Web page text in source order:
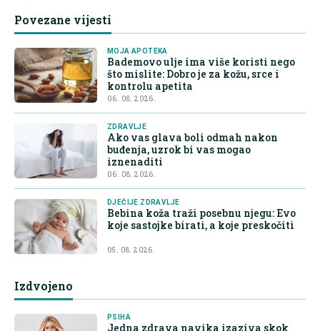
Povezane vijesti
MOJA APOTEKA
Bademovo ulje ima više koristi nego
što mislite: Dobro je za kožu, srce i
kontrolu apetita
06. 08. 2026.
ZDRAVLJE
Ako vas glava boli odmah nakon
buđenja, uzrok bi vas mogao
iznenaditi
06. 08. 2026.
DJEČIJE ZDRAVLJE
Bebina koža traži posebnu njegu: Evo
koje sastojke birati, a koje preskočiti
05. 08. 2026.
Izdvojeno
PSIHA
Jedna zdrava navika izaziva skok